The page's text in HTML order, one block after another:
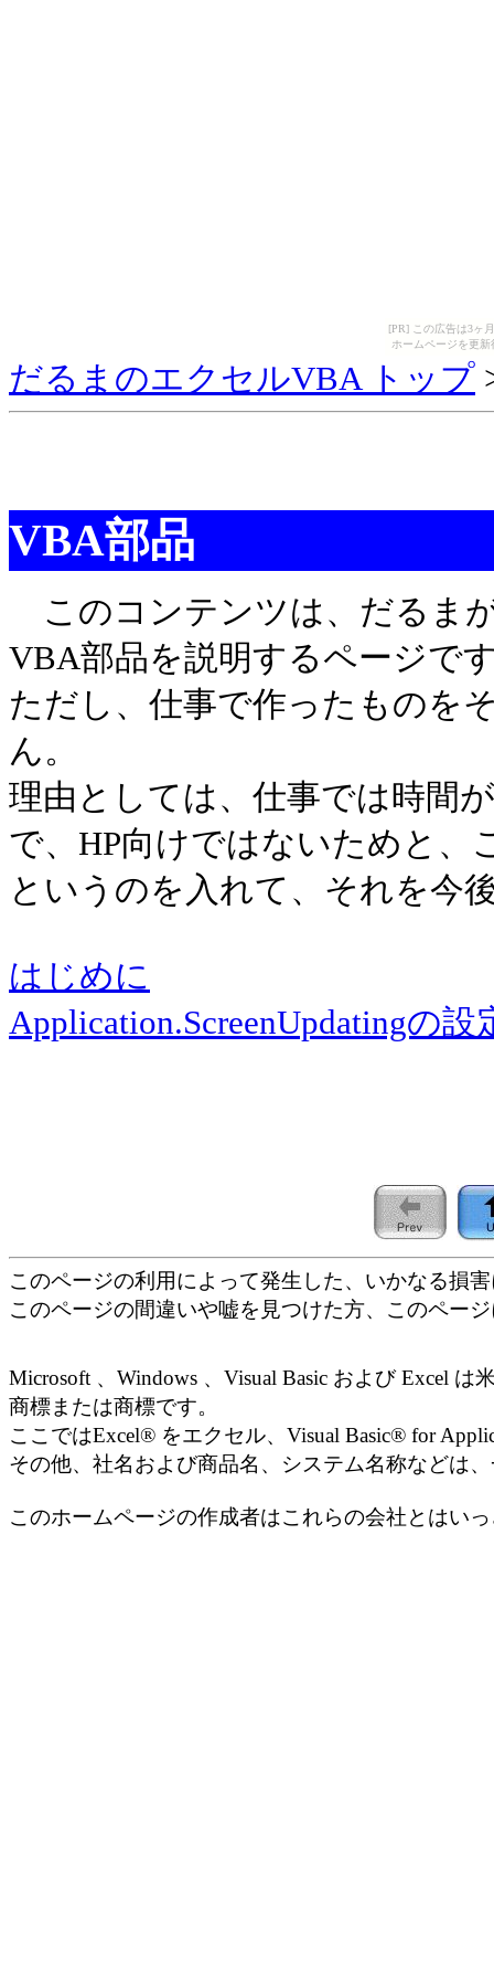
[PR] この広告は3ヶ
ホームページを更
だるまのエクセルVBA トップ
VBA部品
このコンテンツは、だるま
VBA部品を説明するページで
ただし、仕事で作ったものを
ん。
理由としては、仕事では時間
で、HP向けではないためと
というのを入れて、それを今
はじめに
Application.ScreenUpdatingの設
このページの利用によって発生した、いかなる損
このページの間違いや嘘を見つけた方、このペー
Microsoft 、Windows 、Visual Basic および Excel
商標または商標です。
ここではExcel® をエクセル、Visual Basic® for
その他、社名および商品名、システム名称などは
このホームページの作成者はこれらの会社とはい